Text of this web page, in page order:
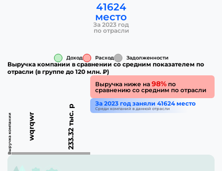
41624
место
За 2023 год
по отрасли
Доход Расход Задолженности
Выручка компании в сравнении со средним показателем по
отрасли (в группе до 120 млн. ₽)
Выручка компании wqrqwr 233.32 тыс. р
Выручка ниже на98% по
сравнению со средним по отрасли
За 2023 год заняли 41624 место
Среди компаний в данной отрасли